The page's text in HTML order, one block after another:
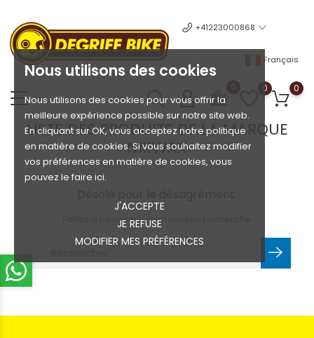
Nous utilisons des cookies
Nous utilisons des cookies pour vous offrir la
meilleure expérience possible sur notre site web.
En cliquant sur OK, vous acceptez notre politique
en matière de cookies. Si vous souhaitez modifier
vos préférences en matière de cookies, vous
pouvez le faire ici.
J'ACCEPTE
JE REFUSE
MODIFIER MES PRÉFÉRENCES
+41223000868
Français
0 0
LISTE DES PRODUITS DE LA MARQUE
NIKWAX
Faites à nouveau une nouvelle recherche